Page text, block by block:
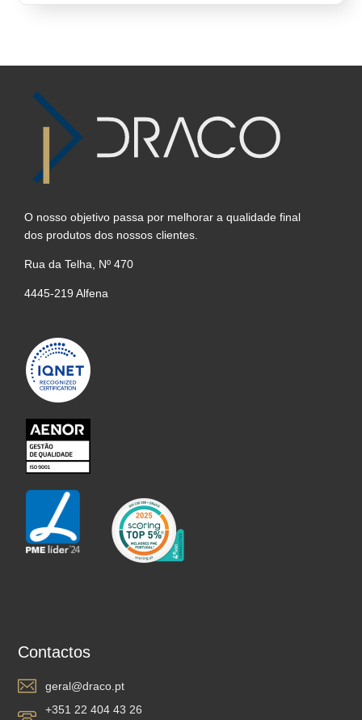
O nosso objetivo passa por melhorar a qualidade final
dos produtos dos nossos clientes.
Rua da Telha, Nº 470
4445-219 Alfena
Contactos
geral@draco.pt
+351 22 404 43 26